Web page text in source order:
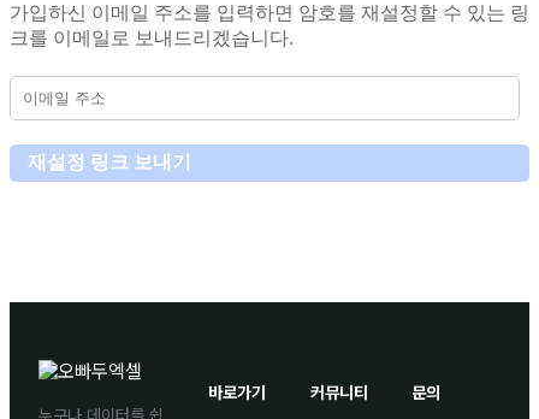
가입하신 이메일 주소를 입력하면 암호를 재설정할 수 있는 링
크를 이메일로 보내드리겠습니다.
재설정 링크 보내기
바로가기
커뮤니티
문의